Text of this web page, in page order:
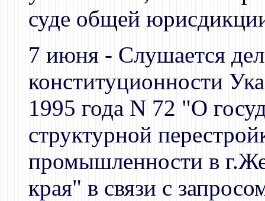
суде общей
7 июня - Слушается
конституционности
1995 года N 72 "О
структурной
промышленности в
края" в связи с